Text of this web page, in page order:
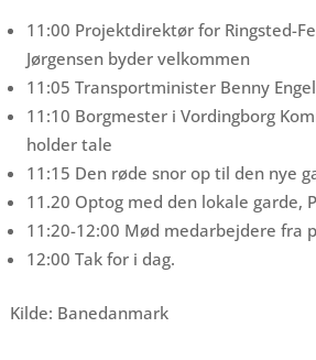
11:00 Projektdirektør for Ringsted-
Jørgensen byder velkommen
11:05 Transportminister Benny
11:10 Borgmester i Vordingborg
holder tale
11:15 Den røde snor op til den nye
11.20 Optog med den lokale garde,
11:20-12:00 Mød medarbejdere fra
12:00 Tak for i dag.
Kilde: Banedanmark